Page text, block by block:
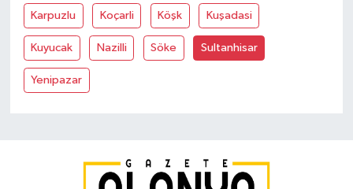
Karpuzlu Koçarli Köşk Kuşadasi
Kuyucak Nazilli Söke Sultanhisar
Yenipazar